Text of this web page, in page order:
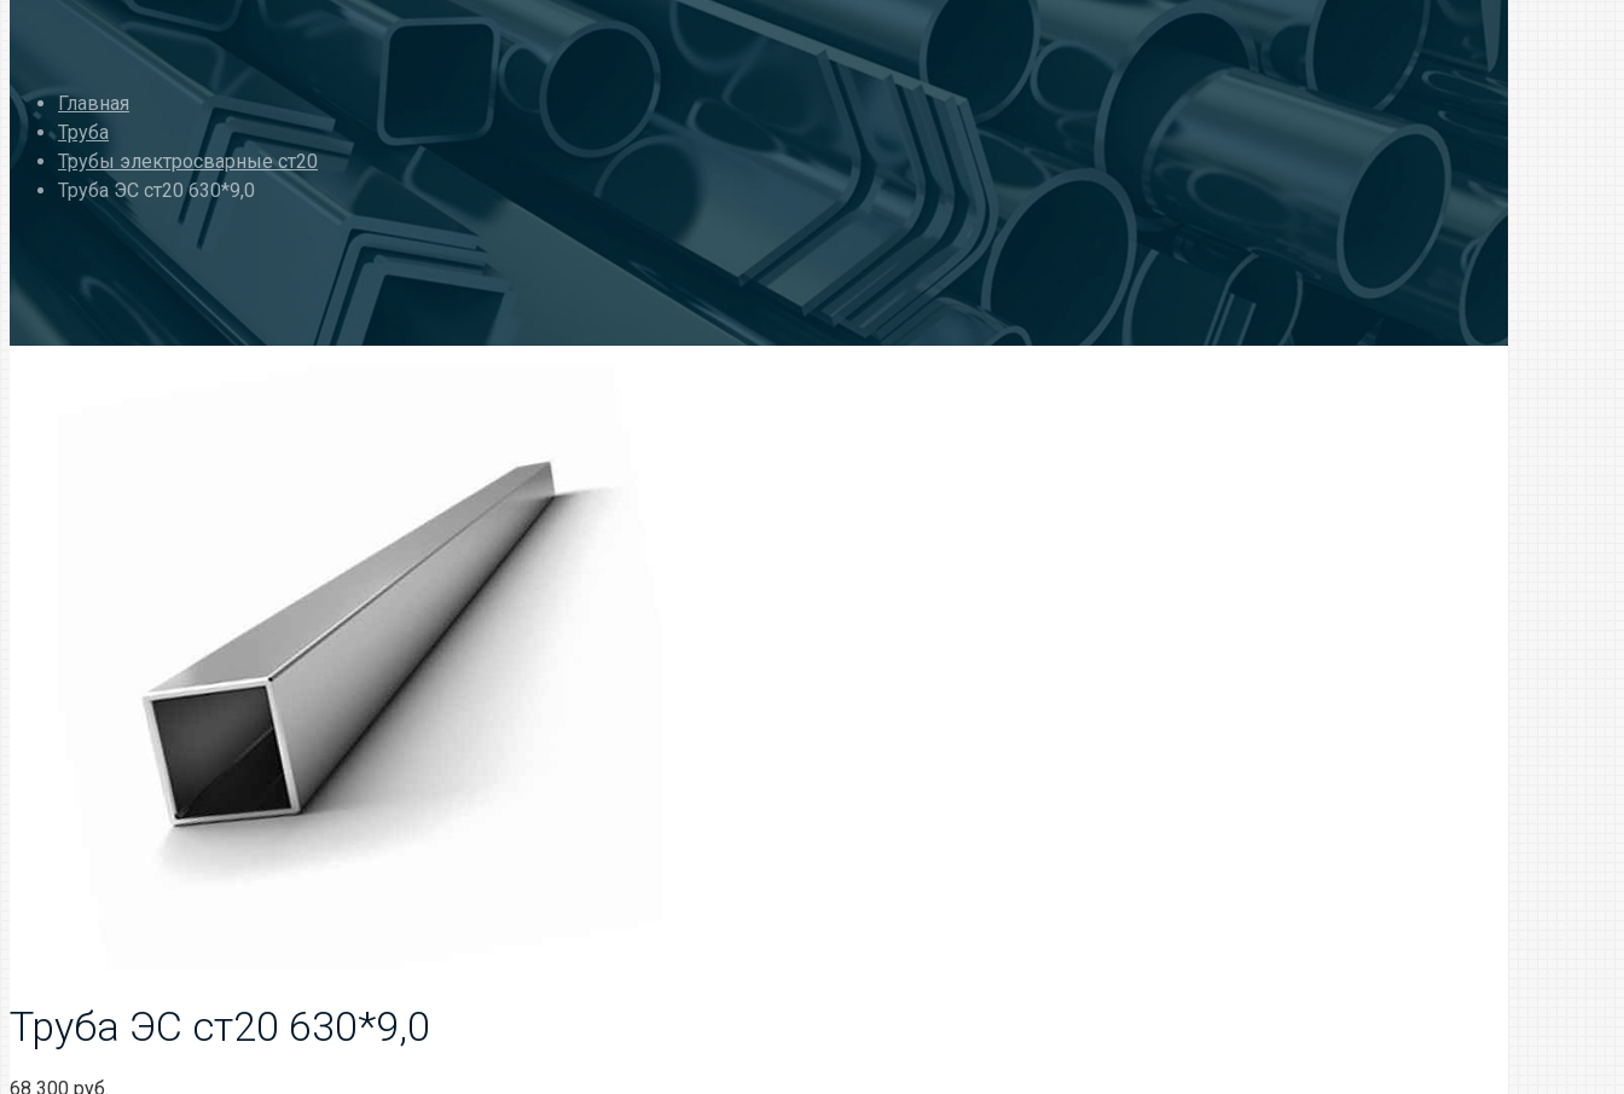
Главная
Труба
Трубы электросварные ст20
Труба ЭС ст20 630*9,0
Труба ЭС ст20 630*9,0
68 300 руб.